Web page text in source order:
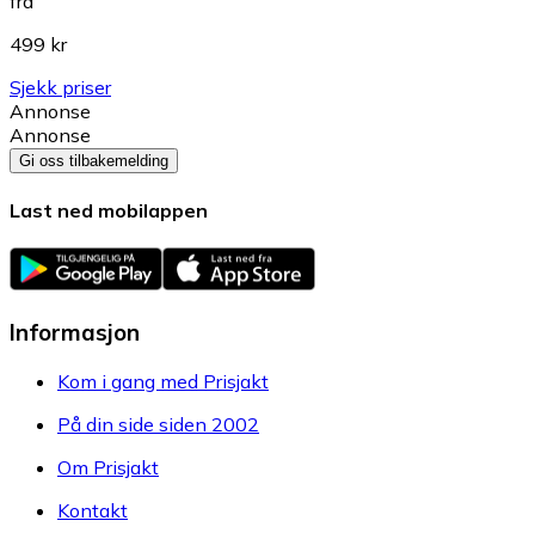
499 kr
Sjekk priser
Annonse
Annonse
Gi oss tilbakemelding
Last ned mobilappen
Informasjon
Kom i gang med Prisjakt
På din side siden 2002
Om Prisjakt
Kontakt